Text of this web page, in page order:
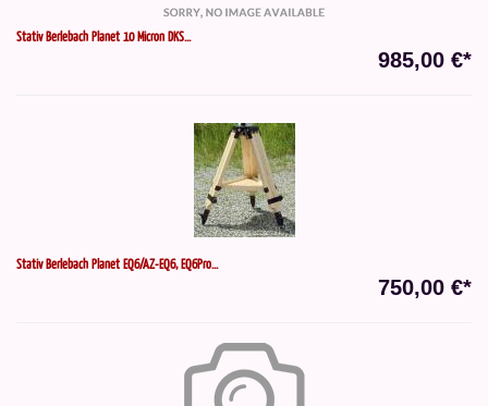
Stativ Berlebach Planet 10 Micron DKS...
985,00 €*
Stativ Berlebach Planet EQ6/AZ-EQ6, EQ6Pro...
750,00 €*